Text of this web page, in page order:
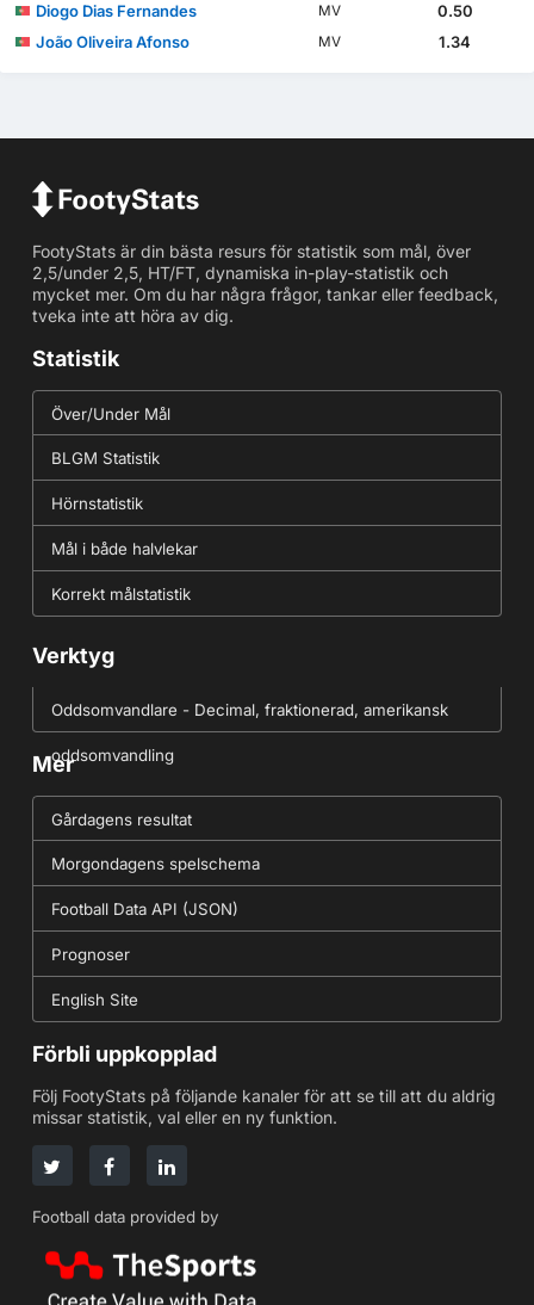
Diogo Dias Fernandes
MV
0.50
João Oliveira Afonso
MV 1.34
FootyStats är din bästa resurs för statistik som mål, över
2,5/under 2,5, HT/FT, dynamiska in-play-statistik och
mycket mer. Om du har några frågor, tankar eller feedback,
tveka inte att höra av dig.
Statistik
Över/Under Mål
BLGM Statistik
Hörnstatistik
Mål i både halvlekar
Korrekt målstatistik
Verktyg
Oddsomvandlare - Decimal, fraktionerad, amerikansk
oddsomvandling
Mer
Gårdagens resultat
Morgondagens spelschema
Football Data API (JSON)
Prognoser
English Site
Förbli uppkopplad
Följ FootyStats på följande kanaler för att se till att du aldrig
missar statistik, val eller en ny funktion.
Football data provided by